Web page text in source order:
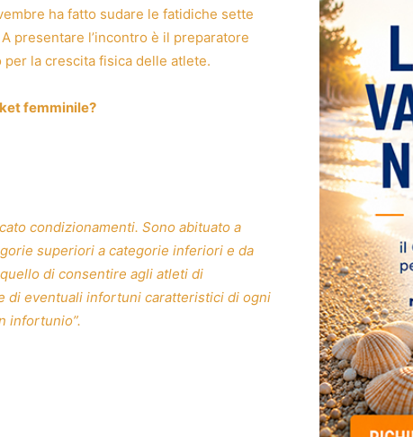
ha fatto sudare le fatidiche sette
presentare l’incontro è il preparatore
la crescita fisica delle atlete.
femminile?
condizionamenti. Sono abituato a
superiori a categorie inferiori e da
di consentire agli atleti di
di eventuali infortuni caratteristici di ogni
infortunio”.